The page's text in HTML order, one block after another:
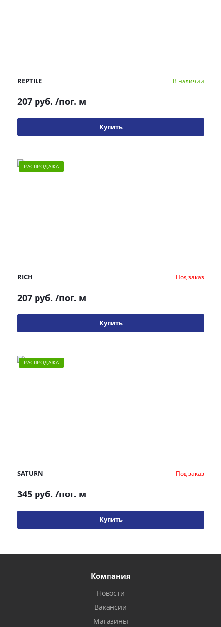
REPTILE В наличии
207 руб. /пог. м
Купить
РАСПРОДАЖА
RICH Под заказ
207 руб. /пог. м
Купить
РАСПРОДАЖА
SATURN Под заказ
345 руб. /пог. м
Купить
Компания
Новости
Вакансии
Магазины